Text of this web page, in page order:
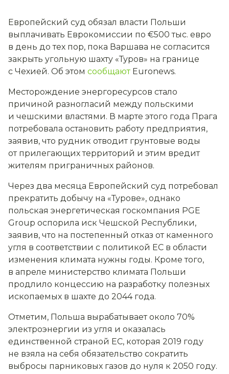
Европейский суд обязал власти Польши
выплачивать Еврокомиссии по €500 тыс. евро
в день до тех пор, пока Варшава не согласится
закрыть угольную шахту «Туров» на границе
с Чехией. Об этом сообщаютEuronews.
Месторождение энергоресурсов стало
причиной разногласий между польскими
и чешскими властями. В марте этого года Прага
потребовала остановить работу предприятия,
заявив, что рудник отводит грунтовые воды
от прилегающих территорий и этим вредит
жителям приграничных районов.
Через два месяца Европейский суд потребовал
прекратить добычу на «Турове», однако
польская энергетическая госкомпания PGE
Group оспорила иск Чешской Республики,
заявив, что на постепенный отказ от каменного
угля в соответствии с политикой ЕС в области
изменения климата нужны годы. Кроме того,
в апреле министерство климата Польши
продлило концессию на разработку полезных
ископаемых в шахте до 2044 года.
Отметим, Польша вырабатывает около 70%
электроэнергии из угля и оказалась
единственной страной ЕС, которая 2019 году
не взяла на себя обязательство сократить
выбросы парниковых газов до нуля к 2050 году.